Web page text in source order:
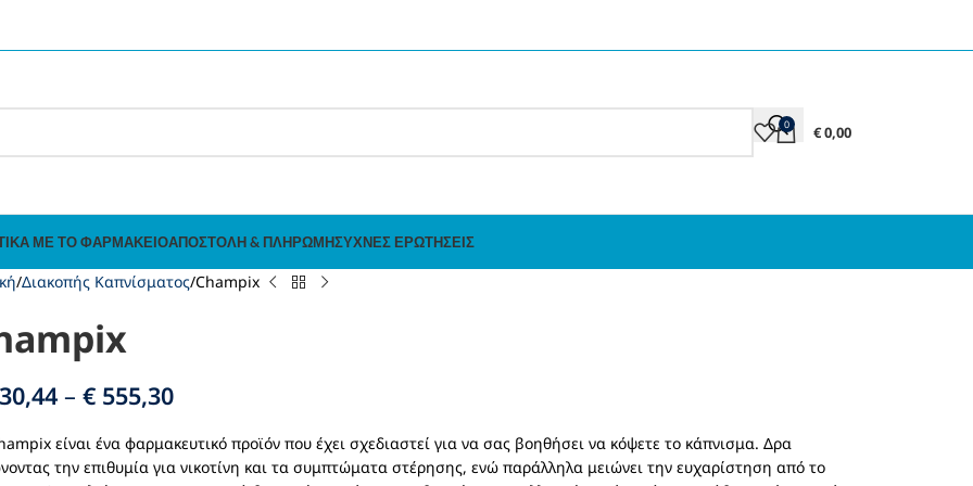
0 €0,00
ΜΕ ΤΟ ΦΑΡΜΑΚΕΊΟΑΠΟΣΤΟΛΉ & ΠΛΗΡΩΜΉΣΥΧΝΈΣ ΕΡΩΤΉΣΕΙΣ
Διακοπής Καπνίσματος Champix
– € 555,30
είναι ένα φαρμακευτικό προϊόν που έχει σχεδιαστεί για να σας βοηθήσει να κόψετε το κάπνισμα. Δρα
την επιθυμία για νικοτίνη και τα συμπτώματα στέρησης, ενώ παράλληλα μειώνει την ευχαρίστηση από το